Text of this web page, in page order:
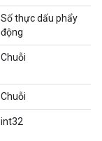
Số thực dấu phẩy
động
Chuỗi
Chuỗi
int32